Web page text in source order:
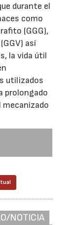
durante el
como
(GGG),
así
la vida útil
utilizados
prolongado
mecanizado
NOTICIA